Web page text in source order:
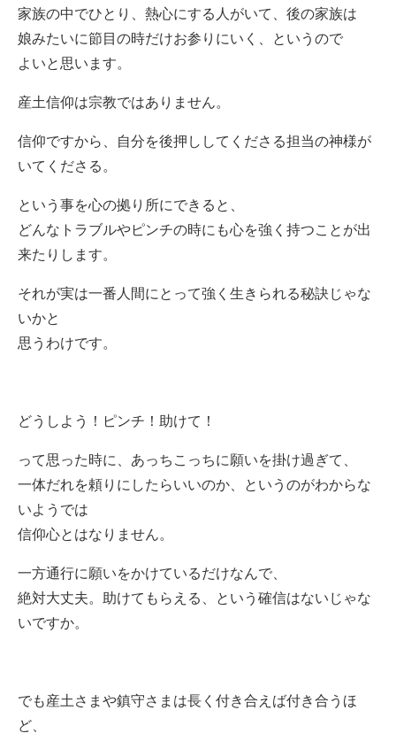
家族の中でひとり、熱心にする人がいて、後の家族は
娘みたいに節目の時だけお参りにいく、というので
よいと思います。
産土信仰は宗教ではありません。
信仰ですから、自分を後押ししてくださる担当の神様が
いてくださる。
という事を心の拠り所にできると、
どんなトラブルやピンチの時にも心を強く持つことが出
来たりします。
それが実は一番人間にとって強く生きられる秘訣じゃな
いかと
思うわけです。
どうしよう！ピンチ！助けて！
って思った時に、あっちこっちに願いを掛け過ぎて、
一体だれを頼りにしたらいいのか、というのがわからな
いようでは
信仰心とはなりません。
一方通行に願いをかけているだけなんで、
絶対大丈夫。助けてもらえる、という確信はないじゃな
いですか。
でも産土さまや鎮守さまは長く付き合えば付き合うほ
ど、